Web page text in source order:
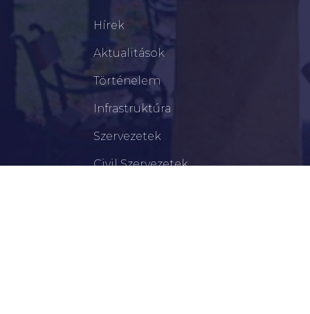
Hírek
Aktualitások
Történelem
Infrastruktúra
Szervezetek
Civil Szervezetek